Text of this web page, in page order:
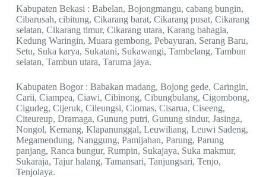
Kabupaten Bekasi : Babelan, Bojongmangu, cabang bungin,
Cibarusah, cibitung, Cikarang barat, Cikarang pusat, Cikarang
selatan, Cikarang timur, Cikarang utara, Karang bahagia,
Kedung Waringin, Muara gembong, Pebayuran, Serang Baru,
Setu, Suka karya, Sukatani, Sukawangi, Tambelang, Tambun
selatan, Tambun utara, Taruma jaya.
Kabupaten Bogor : Babakan madang, Bojong gede, Caringin,
Carii, Ciampea, Ciawi, Cibinong, Cibungbulang, Cigombong,
Cigudeg, Cijeruk, Cileungsi, Ciomas, Cisarua, Ciseeng,
Citeureup, Dramaga, Gunung putri, Gunung sindur, Jasinga,
Nongol, Kemang, Klapanunggal, Leuwiliang, Leuwi Sadeng,
Megamendung, Nanggung, Pamijahan, Parung, Parung
panjang, Ranca bungur, Rumpin, Sukajaya, Suka makmur,
Sukaraja, Tajur halang, Tamansari, Tanjungsari, Tenjo,
Tenjolaya.